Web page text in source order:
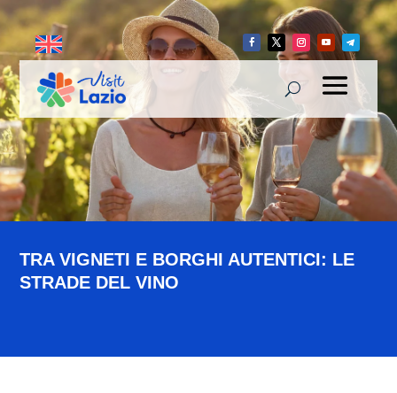
TRA VIGNETI E BORGHI AUTENTICI: LE
STRADE DEL VINO